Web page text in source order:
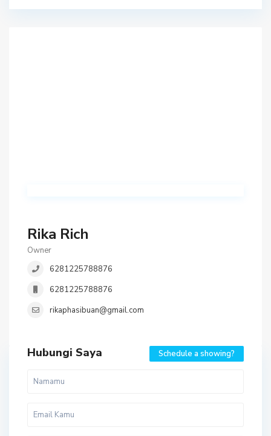
Rika Rich
Owner
6281225788876
6281225788876
rikaphasibuan@gmail.com
Hubungi Saya Schedule a showing?